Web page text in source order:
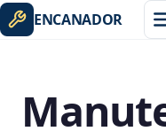
ENCANADOR